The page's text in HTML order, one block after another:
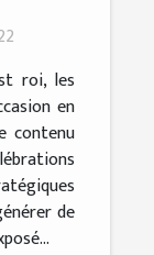
roi, les
en
contenu
de